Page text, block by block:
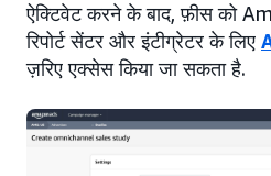
ऐक्टिवेट करने के बाद, फ़ीस को
रिपोर्ट सेंटर और इंटीग्रेटर के लिए
ज़रिए एक्सेस किया जा सकता है.